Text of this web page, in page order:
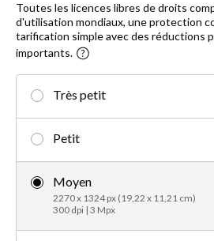
Toutes les licences libres de droits
d'utilisation mondiaux, une protection
tarification simple avec des réductions
importants.
Très petit
Petit
Moyen
2270 x 1324 px (19,22 x 11,21 cm)
300 dpi | 3 Mpx